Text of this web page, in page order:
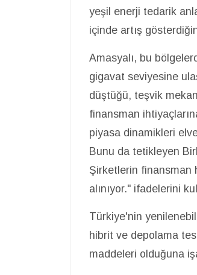
yeşil enerji tedarik
içinde artış
Amasyalı, bu
gigavat seviyesine
düştüğü, teşvik
finansman
piyasa dinamikleri
Bunu da tetikleyen
Şirketlerin finansman
alınıyor." ifadelerini
Türkiye'nin
hibrit ve depolama
maddeleri olduğuna